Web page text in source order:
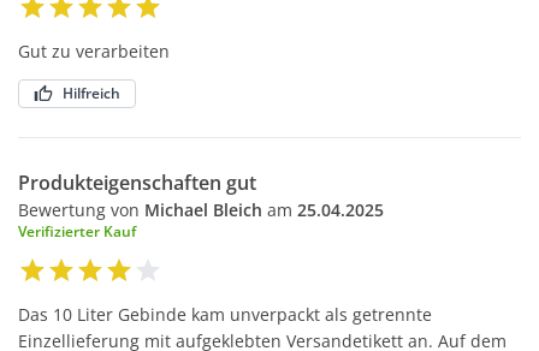
Gut zu verarbeiten
Hilfreich
Produkteigenschaften gut
Bewertung von Michael Bleich am 25.04.2025
Verifizierter Kauf
Das 10 Liter Gebinde kam unverpackt als getrennte
Einzellieferung mit aufgeklebten Versandetikett an. Auf dem